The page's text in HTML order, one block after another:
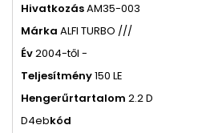
HivatkozásAM35-003
Márka ALFI TURBO ///
Év2004-től -
Teljesítmény150 LE
Hengerűrtartalom 2.2 D
D4ebkód